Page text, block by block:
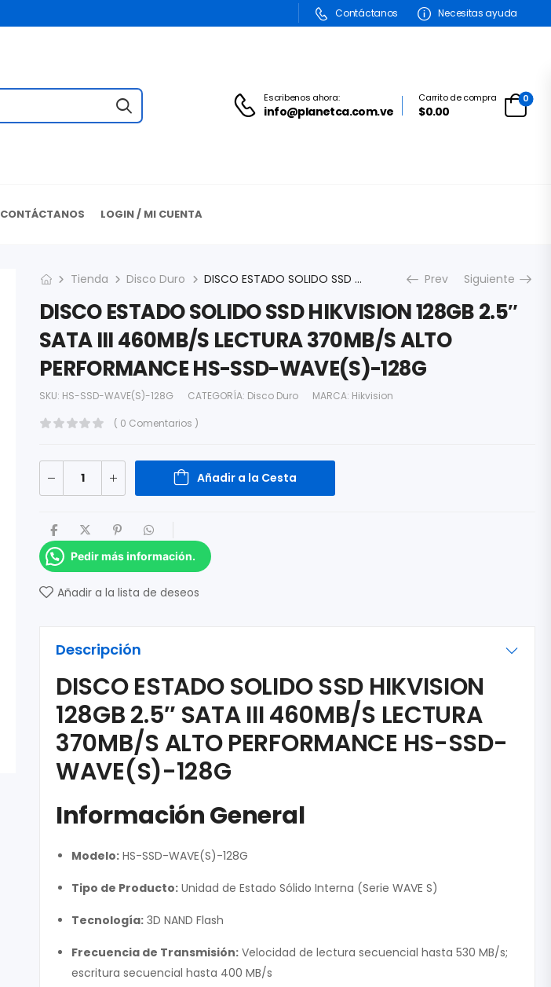
Contáctanos Necesitas ayuda
Escribenos ahora:
info@planetca.com.ve
Carrito de compra
$0.00
0
CONTÁCTANOS LOGIN / MI CUENTA
Tienda Disco Duro DISCO ESTADO SOLIDO SSD HIKVISION 128GB 2.5″ SATA III 460MB/S LECTURA 370MB/S ALTO PERFORMANCE HS-SSD-WAVE(S)-128G Prev Siguiente
DISCO ESTADO SOLIDO SSD HIKVISION 128GB 2.5″
SATA III 460MB/S LECTURA 370MB/S ALTO
PERFORMANCE HS-SSD-WAVE(S)-128G
SKU: HS-SSD-WAVE(S)-128G CATEGORÍA: Disco Duro MARCA: Hikvision
( 0 Comentarios )
Añadir a la Cesta
Pedir más información.
Añadir a la lista de deseos
Descripción
DISCO ESTADO SOLIDO SSD HIKVISION
128GB 2.5″ SATA III 460MB/S LECTURA
370MB/S ALTO PERFORMANCE HS-SSD-
WAVE(S)-128G
Información General
Modelo: HS-SSD-WAVE(S)-128G
Tipo de Producto: Unidad de Estado Sólido Interna (Serie WAVE S)
Tecnología: 3D NAND Flash
Frecuencia de Transmisión: Velocidad de lectura secuencial hasta 530 MB/s;
escritura secuencial hasta 400 MB/s